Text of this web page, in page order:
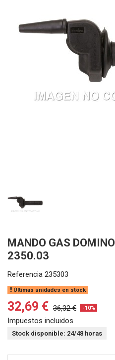
MANDO GAS DOMINO
2350.03
Referencia 235303
Últimas unidades en stock
32,69 € 36,32 € -10%
Impuestos incluidos
Stock disponible: 24/48 horas